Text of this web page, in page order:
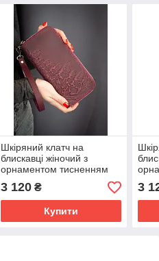
Шкіряний клатч на
блискавці жіночий з
орнаментом тисненням
Лаванда бордовий |
гаманець на змійці
3 120₴
Купити
3